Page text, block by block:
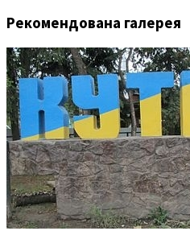
Рекомендована галерея